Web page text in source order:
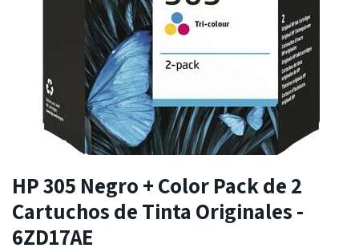
HP 305 Negro + Color Pack de 2
Cartuchos de Tinta Originales -
6ZD17AE